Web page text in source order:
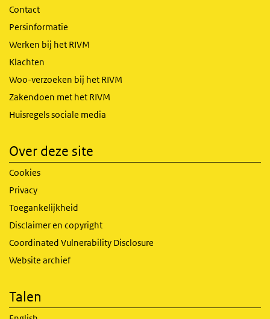
Contact
Persinformatie
Werken bij het RIVM
Klachten
Woo-verzoeken bij het RIVM
Zakendoen met het RIVM
Huisregels sociale media
Over deze site
Cookies
Privacy
Toegankelijkheid
Disclaimer en copyright
Coordinated Vulnerability Disclosure
Website archief
Talen